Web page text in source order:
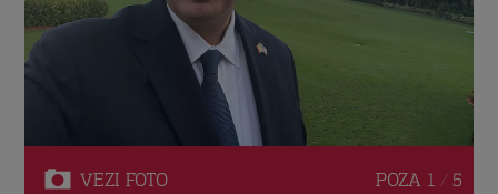
VEZI FOTO POZA 1 / 5